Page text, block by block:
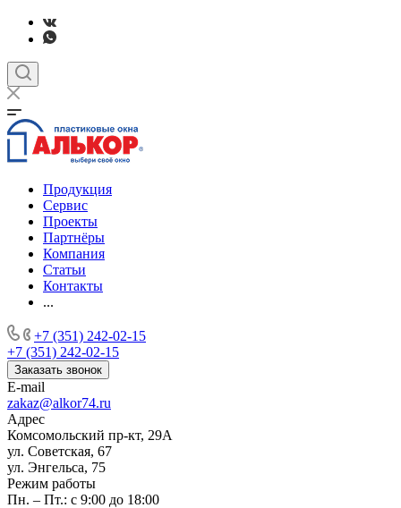
Продукция
Сервис
Проекты
Партнёры
Компания
Статьи
Контакты
...
+7 (351) 242-02-15
+7 (351) 242-02-15
Заказать звонок
E-mail
zakaz@alkor74.ru
Адрес
Комсомольский пр-кт, 29А
ул. Советская, 67
ул. Энгельса, 75
Режим работы
Пн. – Пт.: с 9:00 до 18:00